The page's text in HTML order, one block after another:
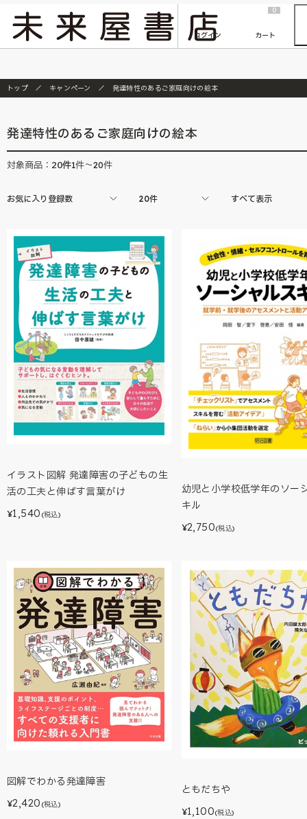
『ONE PIECE magazine 021 ONE PIECEカード付き同梱版』発売延期のご案内
ログイン
0
カート
トップ キャンペーン 発達特性のあるご家庭向けの絵本
発達特性のあるご家庭向けの絵本
対象商品： 20件1件～20件
お気に入り登録数 20件 すべて表示
イラスト図解 発達障害の子どもの生
活の工夫と伸ばす言葉がけ
¥1,540 (税込)
幼児と小学校低学年のソー
キル
¥2,750(税込)
図解でわかる発達障害
¥2,420 (税込)
ともだちや
¥1,100(税込)